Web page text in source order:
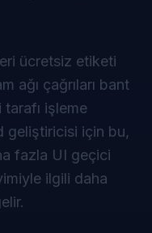
ücretsiz etiketi
ağı çağrıları bant
tarafı işleme
geliştiricisi için bu,
fazla UI geçici
ilgili daha